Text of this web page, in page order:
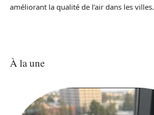
améliorant la qualité de l’air dans les villes.
À la une